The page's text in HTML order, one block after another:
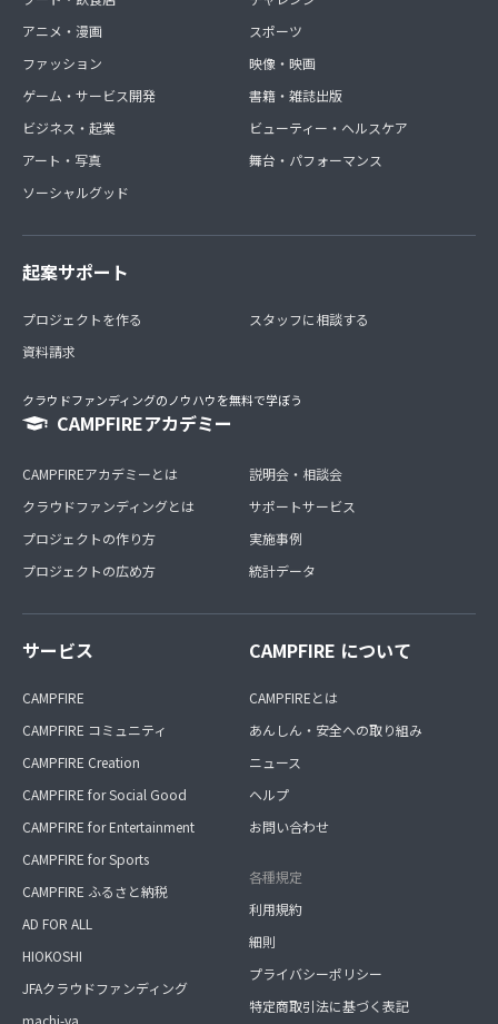
アニメ・漫画
ファッション
ゲーム・サービス開発
ビジネス・起業
アート・写真
ソーシャルグッド
スポーツ
映像・映画
書籍・雑誌出版
ビューティー・ヘルスケア
舞台・パフォーマンス
起案サポート
プロジェクトを作る
資料請求
スタッフに相談する
クラウドファンディングのノウハウを無料で学ぼう
CAMPFIREアカデミー
CAMPFIREアカデミーとは
クラウドファンディングとは
プロジェクトの作り方
プロジェクトの広め方
説明会・相談会
サポートサービス
実施事例
統計データ
サービス
CAMPFIRE
CAMPFIRE コミュニティ
CAMPFIRE Creation
CAMPFIRE for Social Good
CAMPFIRE for Entertainment
CAMPFIRE for Sports
CAMPFIRE ふるさと納税
AD FOR ALL
HIOKOSHI
JFAクラウドファンディング
machi-ya
CAMPFIRE について
CAMPFIREとは
あんしん・安全への取り組み
ニュース
ヘルプ
お問い合わせ
各種規定
利用規約
細則
プライバシーポリシー
特定商取引法に基づく表記